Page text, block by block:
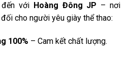
với Hoàng Đông JP – nơi
cho người yêu giày thể thao:
100% – Cam kết chất lượng.